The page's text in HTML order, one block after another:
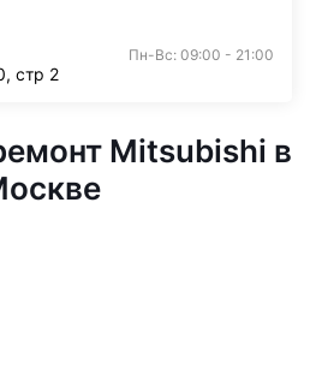
Пн-Вс: 09:00 - 21:00
стр 2
Mitsubishi в